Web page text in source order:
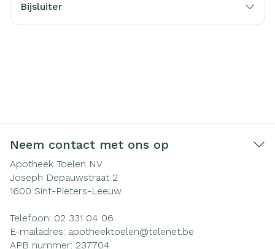
Bijsluiter
Neem contact met ons op
Apotheek Toelen NV
Joseph Depauwstraat 2
1600 Sint-Pieters-Leeuw
Telefoon: 02 331 04 06
E-mailadres: apotheektoelen@telenet.be
APB nummer: 237704